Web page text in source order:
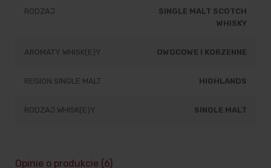
RODZAJ
SINGLE MALT SCOTCH
WHISKY
AROMATY WHISK(E)Y OWOCOWE I KORZENNE
REGION SINGLE MALT HIGHLANDS
RODZAJ WHISK(E)Y SINGLE MALT
Opinie o produkcie (6)